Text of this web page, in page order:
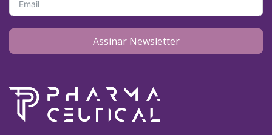
Assinar Newsletter